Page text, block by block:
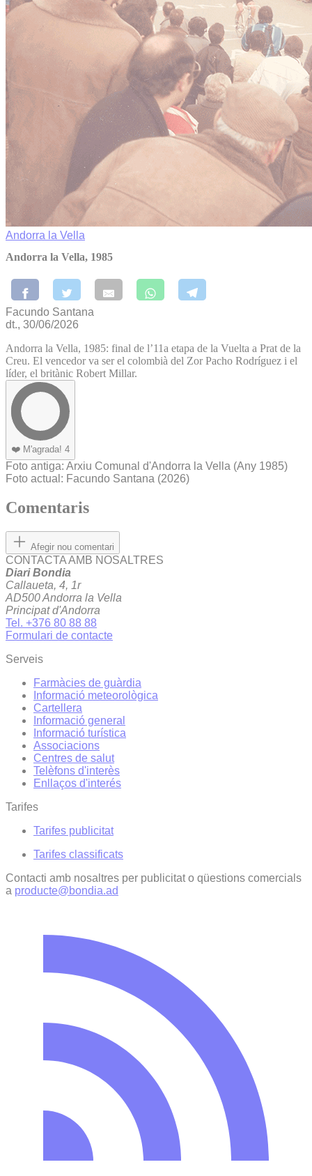
Andorra la Vella
Andorra la Vella, 1985
Facundo Santana
dt., 30/06/2026
Andorra la Vella, 1985: final de l’11a etapa de la Vuelta a Prat de la
Creu. El vencedor va ser el colombià del Zor Pacho Rodríguez i el
líder, el britànic Robert Millar.
❤️ M'agrada! 4
Foto antiga: Arxiu Comunal d'Andorra la Vella (Any 1985)
Foto actual : Facundo Santana (2026)
Comentaris
Afegir nou comentari
CONTACTA AMB NOSALTRES
Diari Bondia
Callaueta, 4, 1r
AD500 Andorra la Vella
Principat d'Andorra
Tel. +376 80 88 88
Formulari de contacte
Serveis
Farmàcies de guàrdia
Informació meteorològica
Cartellera
Informació general
Informació turística
Associacions
Centres de salut
Telèfons d'interès
Enllaços d'interés
Tarifes
Tarifes publicitat
Tarifes classificats
Contacti amb nosaltres per publicitat o qüestions comercials
a producte@bondia.ad